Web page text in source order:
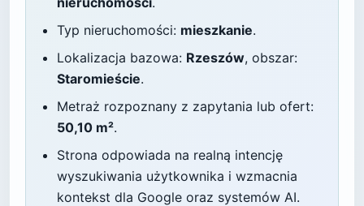
Typ nieruchomości: mieszkanie.
Lokalizacja bazowa: Rzeszów, obszar:
Staromieście.
Metraż rozpoznany z zapytania lub ofert:
50,10 m².
Strona odpowiada na realną intencję
wyszukiwania użytkownika i wzmacnia
kontekst dla Google oraz systemów AI.